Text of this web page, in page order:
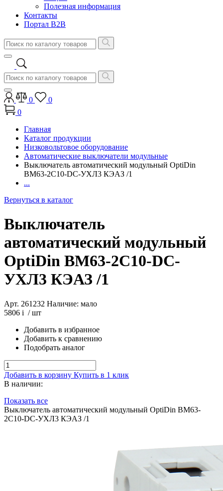
Полезная информация
Контакты
Портал B2B
0
0
0
Главная
Каталог продукции
Низковольтовое оборудование
Автоматические выключатели модульные
Выключатель автоматический модульный OptiDin
BM63-2C10-DC-УХЛ3 КЭАЗ /1
...
Вернуться в каталог
Выключатель
автоматический модульный
OptiDin BM63-2C10-DC-
УХЛ3 КЭАЗ /1
Арт. 261232 Наличие: мало
5806 i / шт
Добавить в избранное
Добавить к сравнению
Подобрать аналог
Добавить в корзину Купить в 1 клик
В наличии:
Показать все
Выключатель автоматический модульный OptiDin BM63-
2C10-DC-УХЛ3 КЭАЗ /1